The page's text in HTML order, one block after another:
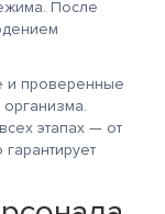
После
и проверенные
этапах — от